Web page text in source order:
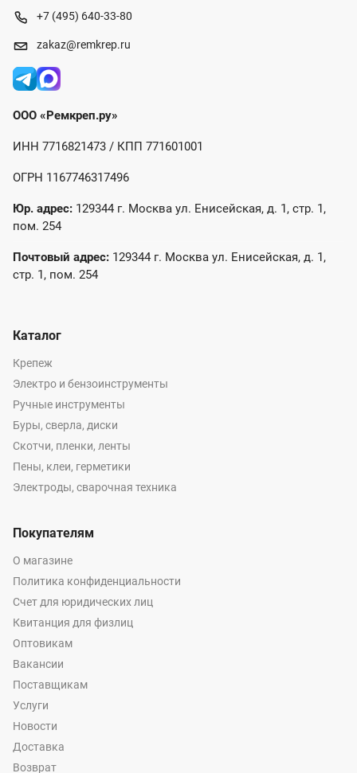
+7 (495) 640-33-80
zakaz@remkrep.ru
ООО «Ремкреп.ру»
ИНН 7716821473 / КПП 771601001
ОГРН 1167746317496
Юр. адрес: 129344 г. Москва ул. Енисейская, д. 1, стр. 1,
пом. 254
Почтовый адрес: 129344 г. Москва ул. Енисейская, д. 1,
стр. 1, пом. 254
Каталог
Крепеж
Электро и бензоинструменты
Ручные инструменты
Буры, сверла, диски
Скотчи, пленки, ленты
Пены, клеи, герметики
Электроды, сварочная техника
Покупателям
О магазине
Политика конфиденциальности
Счет для юридических лиц
Квитанция для физлиц
Оптовикам
Вакансии
Поставщикам
Услуги
Новости
Доставка
Возврат